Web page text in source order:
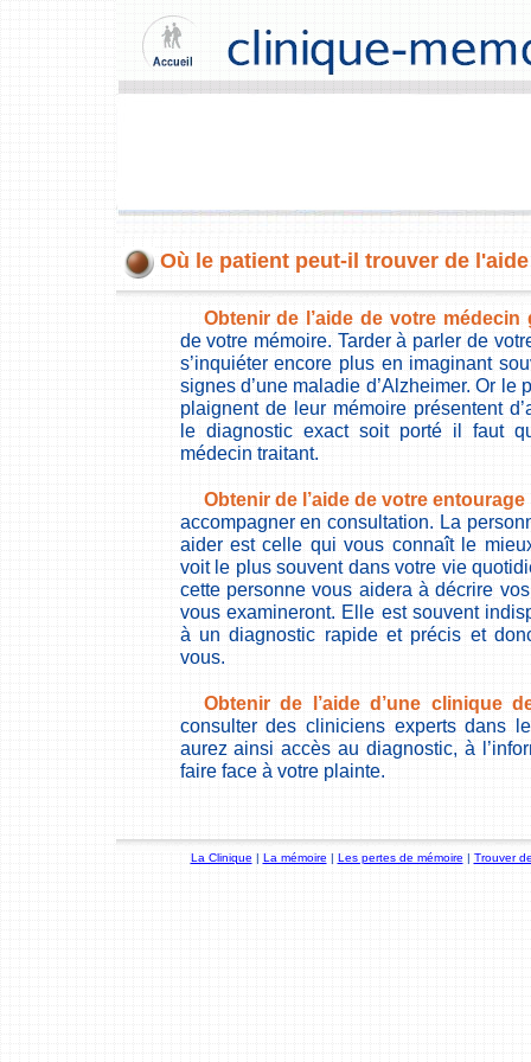
Où le patient peut-il trouver de
Obtenir de l’aide de votre médecin
de votre mémoire. Tarder à parler de
s’inquiéter encore plus en imaginant
signes d’une maladie d’Alzheimer. Or
plaignent de leur mémoire présentent
le diagnostic exact soit porté il faut
médecin traitant.
Obtenir de l’aide de votre entourage
accompagner en consultation. La
aider est celle qui vous connaît le
voit le plus souvent dans votre vie
cette personne vous aidera à décrire
vous examineront. Elle est souvent
à un diagnostic rapide et précis et
vous.
Obtenir de l’aide d’une clinique
consulter des cliniciens experts dans
aurez ainsi accès au diagnostic, à
faire face à votre plainte.
La Clinique | La mémoire | Les pertes de mémoire | Trouver